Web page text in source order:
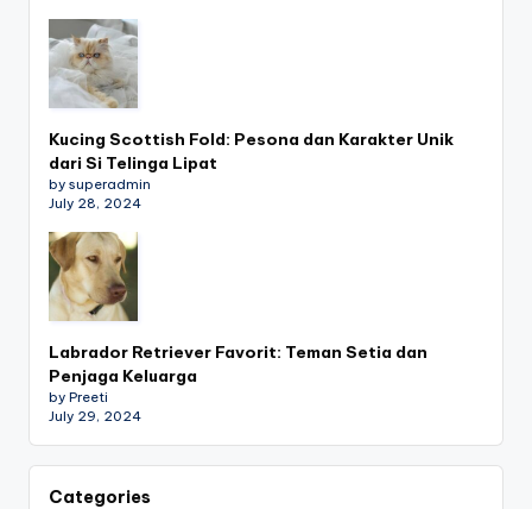
Kucing Scottish Fold: Pesona dan Karakter Unik
dari Si Telinga Lipat
by superadmin
July 28, 2024
Labrador Retriever Favorit: Teman Setia dan
Penjaga Keluarga
by Preeti
July 29, 2024
Categories